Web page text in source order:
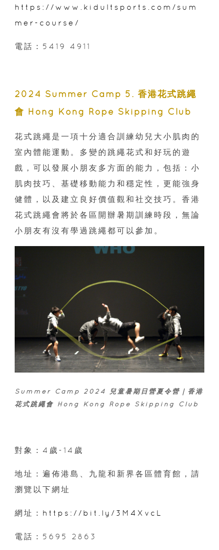
https://www.kidultsports.com/sum
mer-course/
電話：5419 4911
2024 Summer Camp 5. 香港花式跳繩
會 Hong Kong Rope Skipping Club
花式跳繩是一項十分適合訓練幼兒大小肌肉的
室內體能運動。多變的跳繩花式和好玩的遊
戲，可以發展小朋友多方面的能力，包括：小
肌肉技巧、基礎移動能力和穩定性，更能強身
健體，以及建立良好價值觀和社交技巧。香港
花式跳繩會將於各區開辦暑期訓練時段，無論
小朋友有沒有學過跳繩都可以參加。
Summer Camp 2024 兒童暑期日營夏令營｜香港
花式跳繩會 Hong Kong Rope Skipping Club
對象：4歲-14歲
地址：遍佈港島、九龍和新界各區體育館，請
瀏覽以下網址
網址： https://bit.ly/3M4XvcL
電話：5695 2863